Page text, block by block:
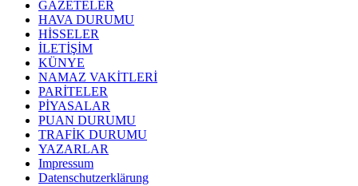
GAZETELER
HAVA DURUMU
HİSSELER
İLETİŞİM
KÜNYE
NAMAZ VAKİTLERİ
PARİTELER
PİYASALAR
PUAN DURUMU
TRAFİK DURUMU
YAZARLAR
Impressum
Datenschutzerklärung